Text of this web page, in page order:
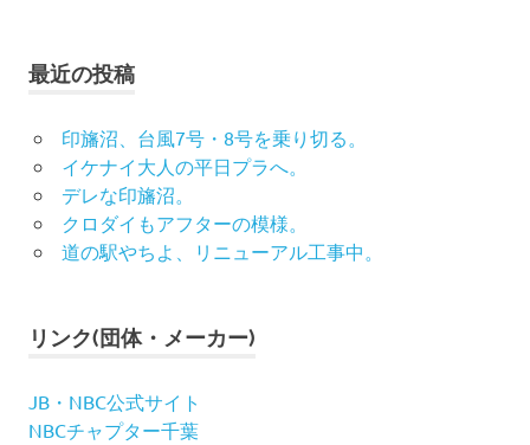
最近の投稿
印旛沼、台風7号・8号を乗り切る。
イケナイ大人の平日プラへ。
デレな印旛沼。
クロダイもアフターの模様。
道の駅やちよ、リニューアル工事中。
リンク(団体・メーカー)
JB・NBC公式サイト
NBCチャプター千葉